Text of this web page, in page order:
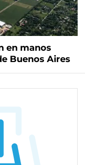
en manos
Buenos Aires